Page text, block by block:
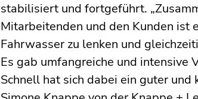
stabilisiert und fortgeführt.
Mitarbeitenden und den Kunden ist
Fahrwasser zu lenken und
Es gab umfangreiche und intensive
Schnell hat sich dabei ein guter